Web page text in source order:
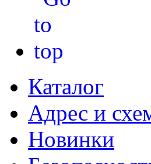
Каталог
Адрес и
Новинки